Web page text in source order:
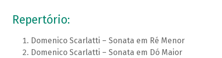
Repertório:
Domenico Scarlatti – Sonata em Ré Menor
Domenico Scarlatti – Sonata em Dó Maior